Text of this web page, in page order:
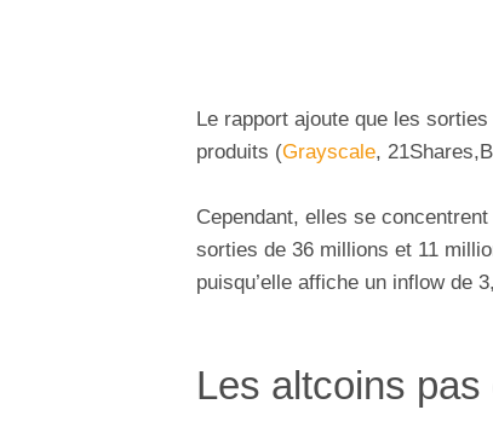
Le rapport ajoute que les
produits (Grayscale,
Cependant, elles se
sorties de 36 millions et 11
puisqu’elle affiche un inflow de
Les altcoins